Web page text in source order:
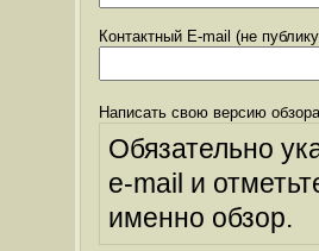
Контактный E-mail (не
Написать свою версию
Обязательно
e-mail и
именно обзор.